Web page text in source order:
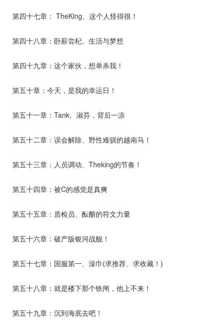
第四十七章： TheKing、这个人怪得很！
第四十八章：卧薪尝杞、生活与梦想
第四十九章：这个家伙，想单杀我！
第五十章：今天，是我的幸运日！
第五十一章：Tank、淑芬，背后一凉
第五十二章：误会解除、野性难驯的越南马！
第五十三章：人员调动、Theking的节奏！
第五十四章：被C的感觉是真爽
第五十五章：质检员、酝酿的符文力量
第五十六章：破产版银河战舰！
第五十七章：国服第一、澡巾(求推荐、求收藏！)
第五十八章：就是楼下那个铁闸，他上不来！
第五十九章：沉到海底去吧！